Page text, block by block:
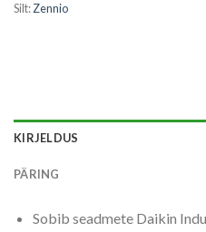
Silt:Zennio
KIRJELDUS
PÄRING
Sobib seadmete Daikin